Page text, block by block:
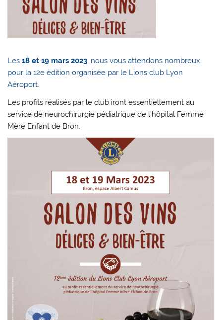
Les18 et 19 mars 2023, nous vous attendons nombreux
pour la 12e édition organisée par le Lions club Lyon
Aéroport.
Les profits réalisés par le club iront essentiellement au
service de neurochirurgie pédiatrique de l’hôpital Femme
Mère Enfant de Bron.